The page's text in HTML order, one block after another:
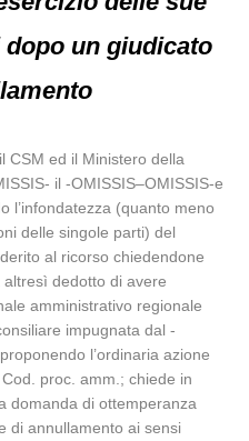
un giudicato
CSM ed il Ministero della
il -OMISSIS–OMISSIS-e
l’infondatezza (quanto meno
delle singole parti) del
al ricorso chiedendone
altresì dedotto di avere
amministrativo regionale
impugnata dal -
l’ordinaria azione
proc. amm.; chiede in
domanda di ottemperanza
di annullamento ai sensi